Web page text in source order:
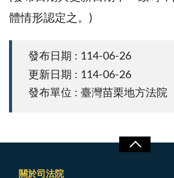
體情形認定之。)
發布日期 : 114-06-26
更新日期 : 114-06-26
發布單位 : 臺灣苗栗地方法院
關於司法院